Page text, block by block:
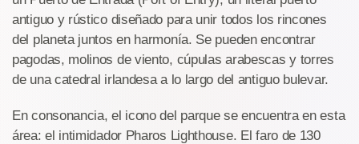
antiguo y rústico diseñado para unir todos los rincones
del planeta juntos en harmonía. Se pueden encontrar
pagodas, molinos de viento, cúpulas arabescas y torres
de una catedral irlandesa a lo largo del antiguo bulevar.
En consonancia, el icono del parque se encuentra en esta
área: el intimidador Pharos Lighthouse. El faro de 130